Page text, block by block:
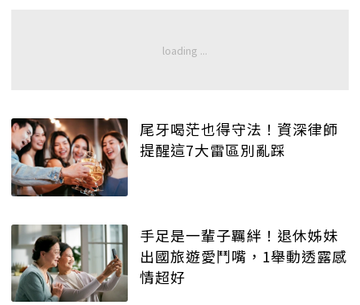
尾牙喝茫也得守法！資深律師
提醒這7大雷區別亂踩
手足是一輩子羈絆！退休姊妹
出國旅遊愛鬥嘴，1舉動透露感
情超好